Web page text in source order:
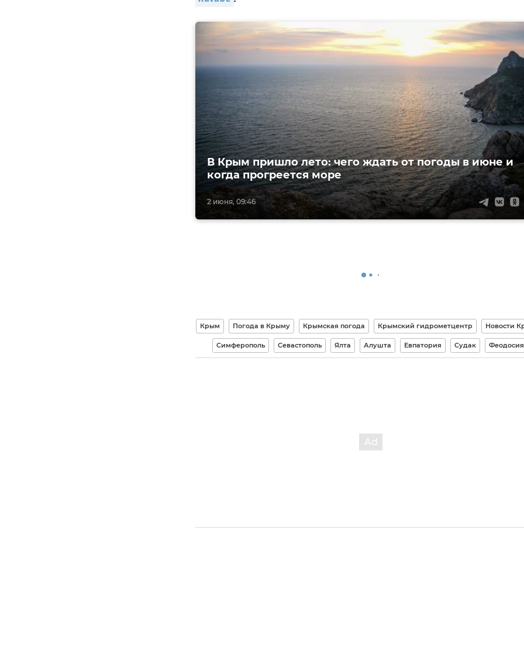
2 июня, 09:46
В Крым пришло лето: чего ждать от погоды в июне и
когда прогреется море
Крым Погода в Крыму Крымская погода Крымский гидрометцентр Новости
Симферополь Севастополь Ялта Алушта Евпатория Судак Феодосия